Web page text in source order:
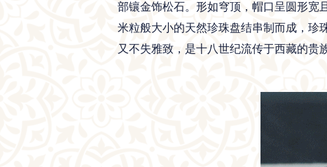
部镶金饰松石。形如穹顶，帽口呈圆形宽
米粒般大小的天然珍珠盘结串制而成，珍
又不失雅致，是十八世纪流传于西藏的贵